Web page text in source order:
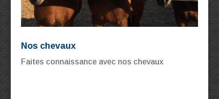
Nos chevaux
Faites connaissance avec nos chevaux